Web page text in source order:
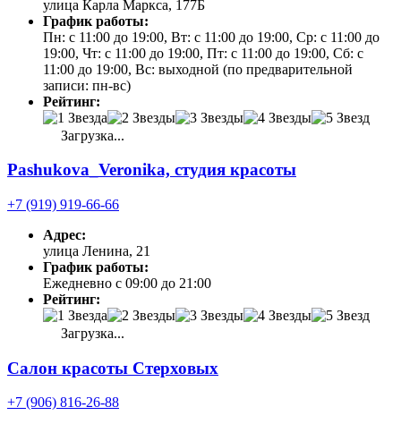
улица Карла Маркса, 177Б
График работы:
Пн: с 11:00 до 19:00, Вт: с 11:00 до 19:00, Ср: с 11:00 до
19:00, Чт: с 11:00 до 19:00, Пт: с 11:00 до 19:00, Сб: с
11:00 до 19:00, Вс: выходной (по предварительной
записи: пн-вс)
Рейтинг:
Загрузка...
Pashukova_Veronika, студия красоты
+7 (919) 919-66-66
Адрес:
улица Ленина, 21
График работы:
Ежедневно с 09:00 до 21:00
Рейтинг:
Загрузка...
Салон красоты Стерховых
+7 (906) 816-26-88